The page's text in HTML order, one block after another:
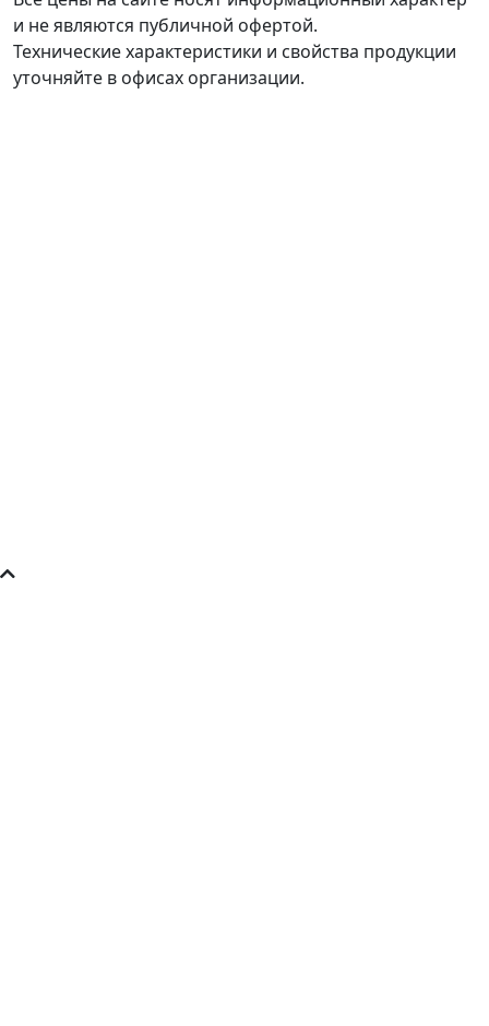
и не являются публичной офертой.
Технические характеристики и свойства продукции
уточняйте в офисах организации.